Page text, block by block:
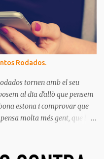
Rodados.
tornen amb el seu
al dia d'allò que pensem
estona i comprovar que
molta més gent, que la